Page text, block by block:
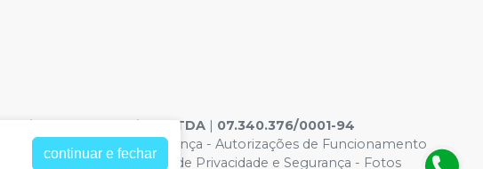
Odontologicos LTDA | 07.340.376/0001-94
de Privacidade e Segurança - Autorizações de Funcionamento
CRF/PA nº 6965 |Política de Privacidade e Segurança - Fotos
continuar e fechar